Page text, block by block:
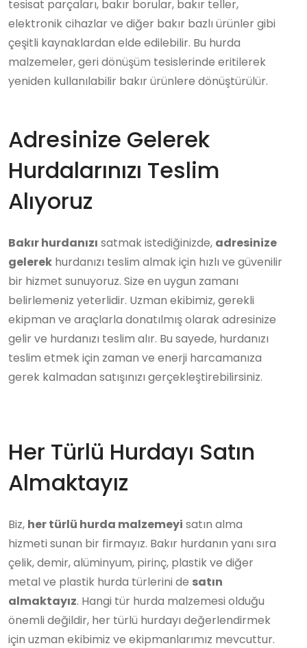
tesisat parçaları, bakır borular, bakır teller,
elektronik cihazlar ve diğer bakır bazlı ürünler gibi
çeşitli kaynaklardan elde edilebilir. Bu hurda
malzemeler, geri dönüşüm tesislerinde eritilerek
yeniden kullanılabilir bakır ürünlere dönüştürülür.
Adresinize Gelerek
Hurdalarınızı Teslim
Alıyoruz
Bakır hurdanızı satmak istediğinizde, adresinize
gelerek hurdanızı teslim almak için hızlı ve güvenilir
bir hizmet sunuyoruz. Size en uygun zamanı
belirlemeniz yeterlidir. Uzman ekibimiz, gerekli
ekipman ve araçlarla donatılmış olarak adresinize
gelir ve hurdanızı teslim alır. Bu sayede, hurdanızı
teslim etmek için zaman ve enerji harcamanıza
gerek kalmadan satışınızı gerçekleştirebilirsiniz.
Her Türlü Hurdayı Satın
Almaktayız
Biz, her türlü hurda malzemeyi satın alma
hizmeti sunan bir firmayız. Bakır hurdanın yanı sıra
çelik, demir, alüminyum, pirinç, plastik ve diğer
metal ve plastik hurda türlerini de satın
almaktayız. Hangi tür hurda malzemesi olduğu
önemli değildir, her türlü hurdayı değerlendirmek
için uzman ekibimiz ve ekipmanlarımız mevcuttur.